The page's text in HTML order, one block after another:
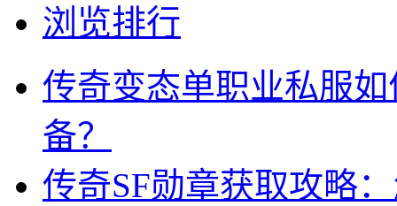
浏览排行
传奇变态单职业私服
备？
传奇SF勋章获取攻略